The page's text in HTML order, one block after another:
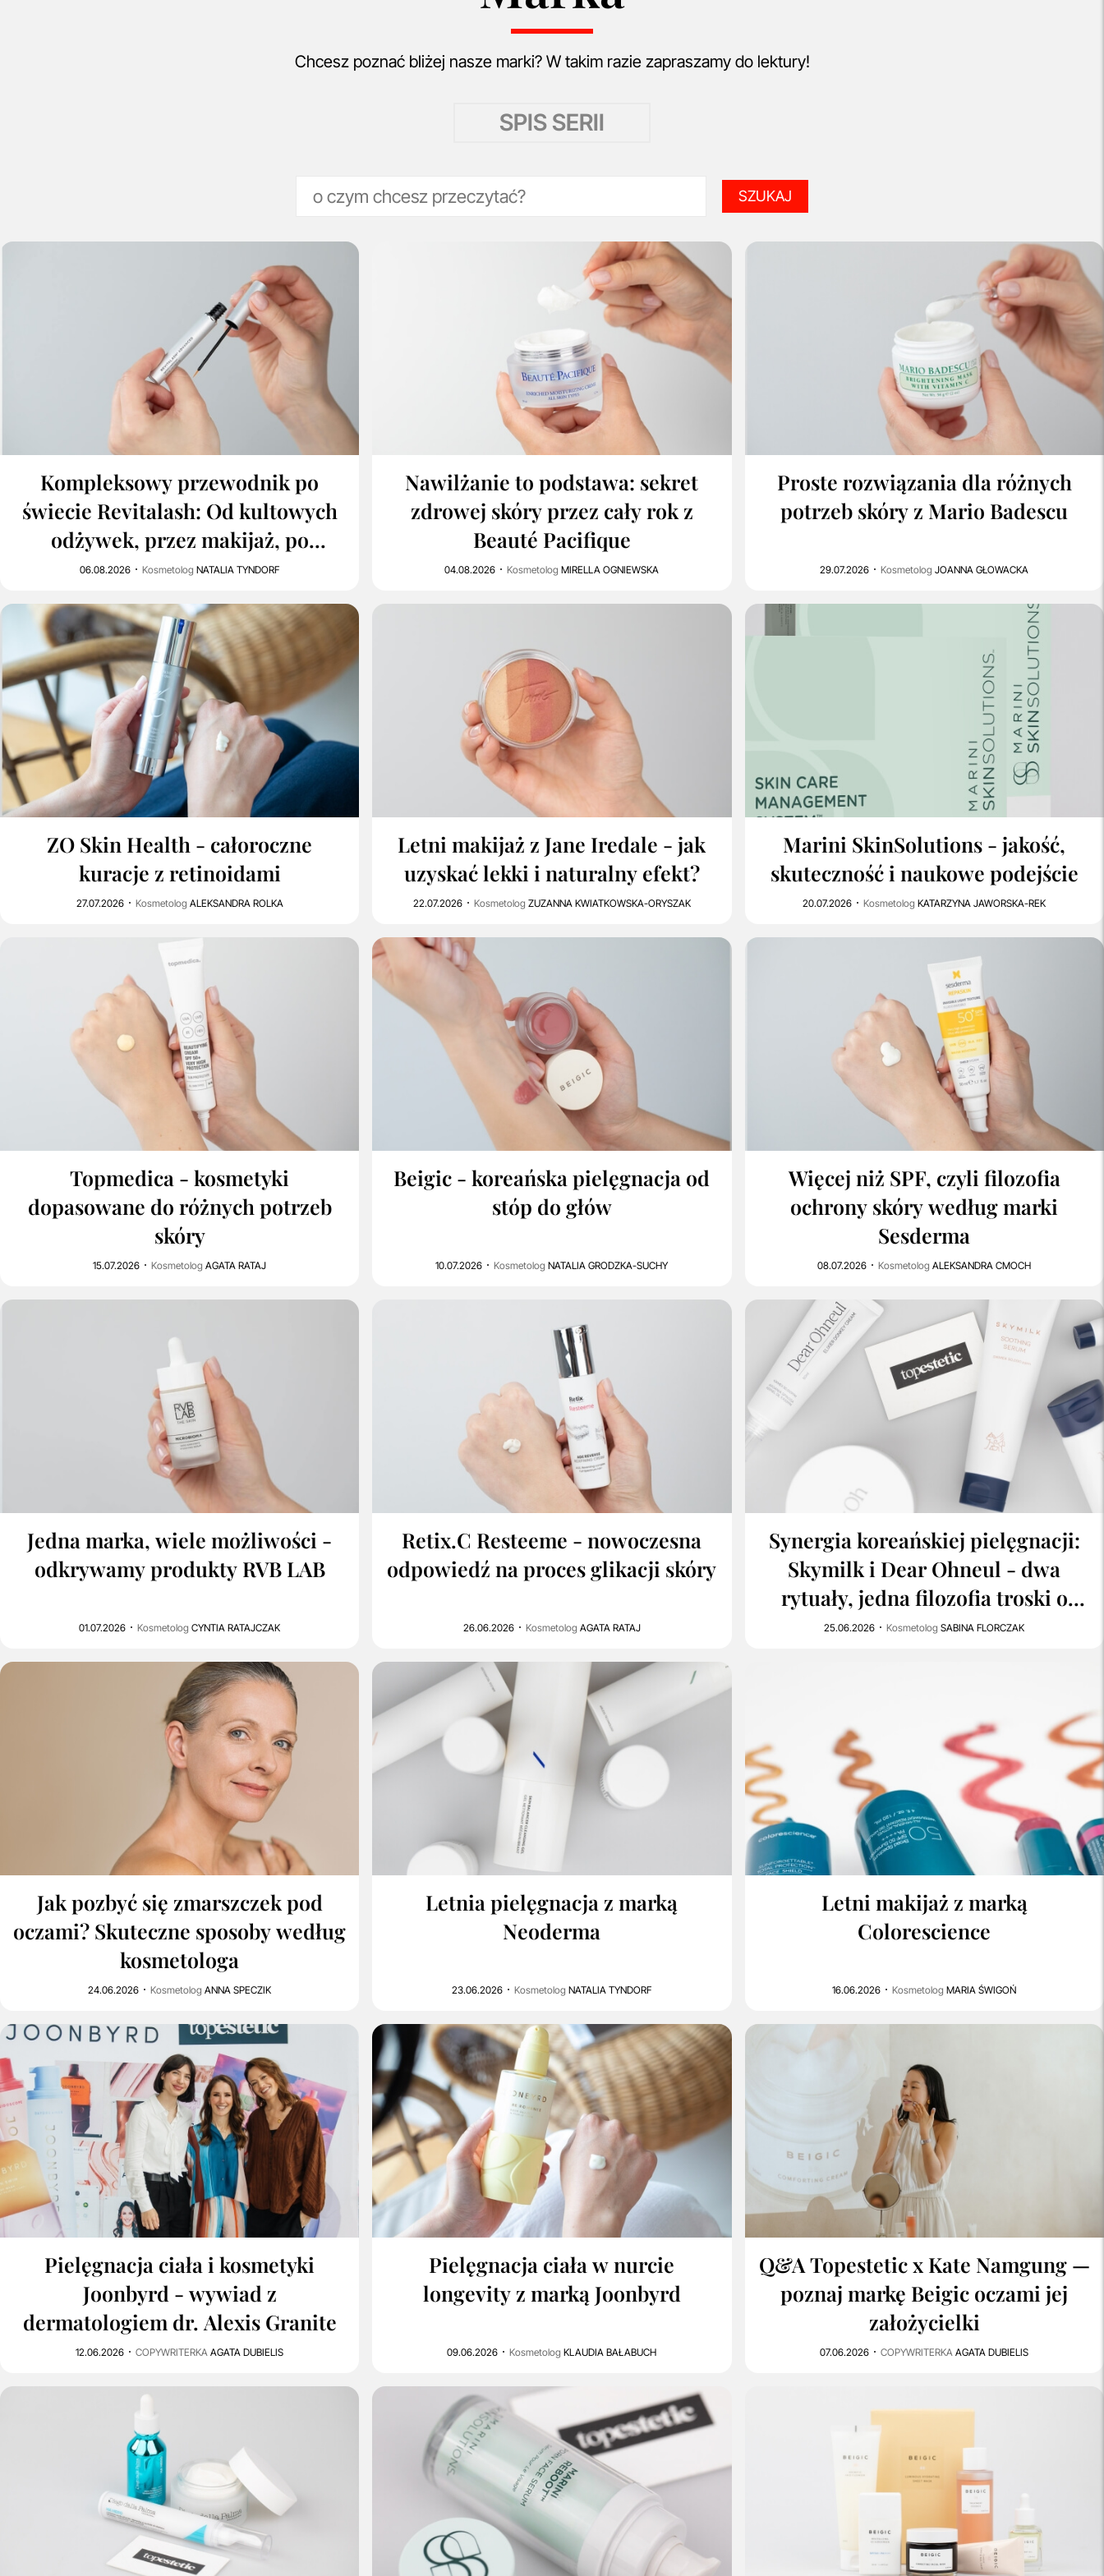
Chcesz poznać bliżej nasze marki? W takim razie zapraszamy do lektury!
SPIS SERII
SZUKAJ
0
Kompleksowy przewodnik po
świecie Revitalash: Od kultowych
odżywek, przez makijaż, po
pielęgnację włosów.
06.08.2026 KosmetologNATALIA TYNDORF
0
Nawilżanie to podstawa: sekret
zdrowej skóry przez cały rok z
Beauté Pacifique
04.08.2026 KosmetologMIRELLA OGNIEWSKA
Proste rozwiązania dla różnych
potrzeb skóry z Mario Badescu
29.07.2026 KosmetologJOANNA GŁOWACKA
0
ZO Skin Health - całoroczne
kuracje z retinoidami
27.07.2026 Kosmetolog ALEKSANDRA ROLKA
0
Letni makijaż z Jane Iredale - jak
uzyskać lekki i naturalny efekt?
22.07.2026 Kosmetolog ZUZANNA KWIATKOWSKA-ORYSZAK
0
Marini SkinSolutions - jakość,
skuteczność i naukowe podejście
20.07.2026 KosmetologKATARZYNA JAWORSKA-REK
0
Topmedica - kosmetyki
dopasowane do różnych potrzeb
skóry
15.07.2026 KosmetologAGATA RATAJ
0
Beigic - koreańska pielęgnacja od
stóp do głów
10.07.2026 KosmetologNATALIA GRODZKA-SUCHY
1
Więcej niż SPF, czyli filozofia
ochrony skóry według marki
Sesderma
08.07.2026 KosmetologALEKSANDRA CMOCH
0
Jedna marka, wiele możliwości -
odkrywamy produkty RVB LAB
01.07.2026 KosmetologCYNTIA RATAJCZAK
Retix.C Resteeme - nowoczesna
odpowiedź na proces glikacji skóry
26.06.2026 Kosmetolog AGATA RATAJ
0
Synergia koreańskiej pielęgnacji:
Skymilk i Dear Ohneul - dwa
rytuały, jedna filozofia troski o
skórę
25.06.2026 KosmetologSABINA FLORCZAK
0
Jak pozbyć się zmarszczek pod
oczami? Skuteczne sposoby według
kosmetologa
24.06.2026 KosmetologANNA SPECZIK
Letnia pielęgnacja z marką
Neoderma
23.06.2026 KosmetologNATALIA TYNDORF
0 666
Letni makijaż z marką
Colorescience
16.06.2026 KosmetologMARIA ŚWIGOŃ
1K
Pielęgnacja ciała i kosmetyki
Joonbyrd - wywiad z
dermatologiem dr. Alexis Granite
12.06.2026 COPYWRITERKAAGATA DUBIELIS
0 2K
Pielęgnacja ciała w nurcie
longevity z marką Joonbyrd
09.06.2026 KosmetologKLAUDIA BAŁABUCH
Q&A Topestetic x Kate Namgung —
poznaj markę Beigic oczami jej
założycielki
07.06.2026 COPYWRITERKAAGATA DUBIELIS
0 0